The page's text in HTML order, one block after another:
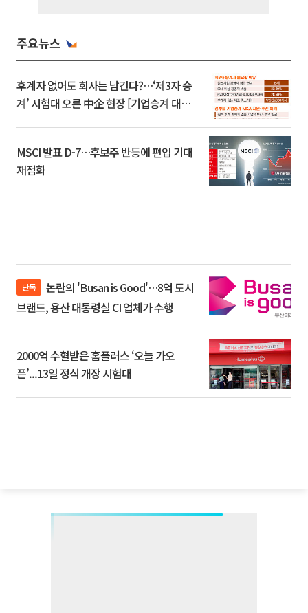
주요뉴스
후계자 없어도 회사는 남긴다?…‘제3자 승
계’ 시험대 오른 中企 현장 [기업승계 대전
MSCI 발표 D-7…후보주 반등에 편입 기대
재점화
단독
브랜드, 용산 대통령실 CI 업체가 수행
2000억 수혈받은 홈플러스 ‘오늘 가오
픈’...13일 정식 개장 시험대